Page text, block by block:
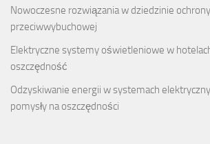
Nowoczesne rozwiązania w dziedzinie ochrony
przeciwwybuchowej
Elektryczne systemy oświetleniowe w
oszczędność
Odzyskiwanie energii w systemach
pomysły na oszczędności